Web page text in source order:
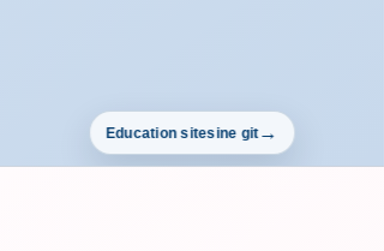
Education sitesine git